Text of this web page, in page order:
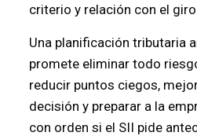
criterio y relación con el giro.
Una planificación tributaria
promete eliminar todo
reducir puntos ciegos,
decisión y preparar a la
con orden si el SII pide